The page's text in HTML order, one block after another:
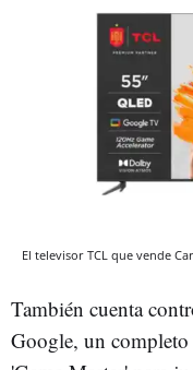
El televisor TCL que vende
También cuenta
Google, un